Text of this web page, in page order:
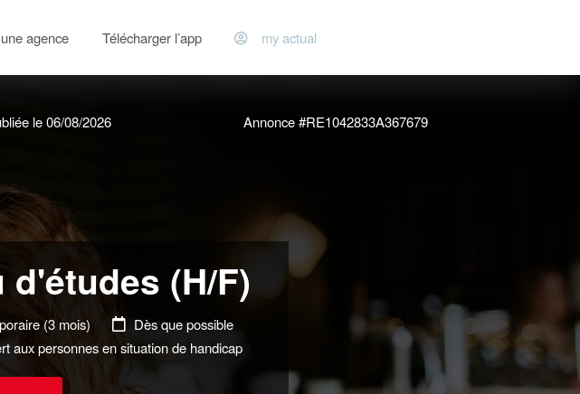
agence Télécharger l’app my actual
le 06/08/2026 Annonce #RE1042833A367679
(H/F)
(3 mois)
Dès que possible
aux personnes en situation de handicap